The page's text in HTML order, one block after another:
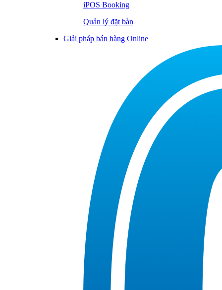
iPOS Booking
Quản lý đặt bàn
Giải pháp bán hàng Online